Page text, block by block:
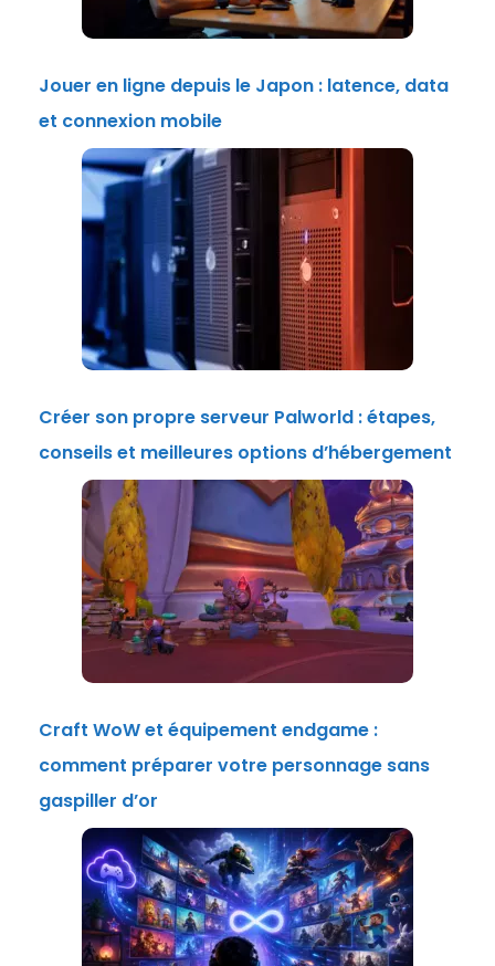
Jouer en ligne depuis le Japon : latence, data
et connexion mobile
Créer son propre serveur Palworld : étapes,
conseils et meilleures options d’hébergement
Craft WoW et équipement endgame :
comment préparer votre personnage sans
gaspiller d’or